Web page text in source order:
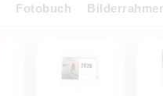
Fotobuch